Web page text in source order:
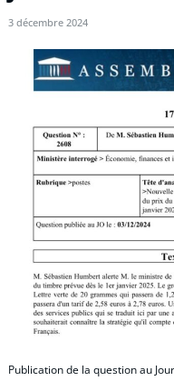
3 décembre 2024
Publication de la question au